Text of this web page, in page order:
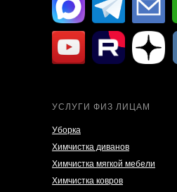
УСЛУГИ ФИЗ ЛИЦАМ
Уборка
Химчистка диванов
Химчистка мягкой мебели
Химчистка ковров